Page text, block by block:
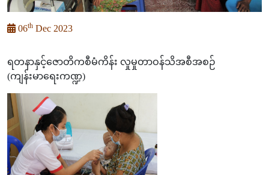
06th Dec 2023
ရတနာနှင့်ဇောတိကစီမံကိန်း လှုမှုတာဝန်သိအစီအစဉ်
(ကျန်းမာရေးကဏ္ဍ)